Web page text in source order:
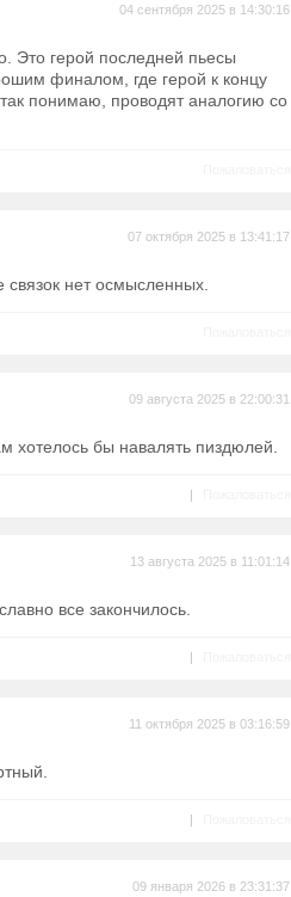
04 сентября 2025 в 14:30:16
Это герой последней пьесы
финалом, где герой к концу
понимаю, проводят аналогию со
07 октября 2025 в 13:41:17
нет осмысленных.
09 августа 2025 в 22:00:31
хотелось бы навалять пиздюлей.
|
13 августа 2025 в 11:01:14
все закончилось.
|
11 октября 2025 в 03:16:59
|
09 января 2026 в 23:31:37